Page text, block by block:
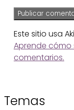
Este sitio usa
Aprende cómo
comentarios.
Temas